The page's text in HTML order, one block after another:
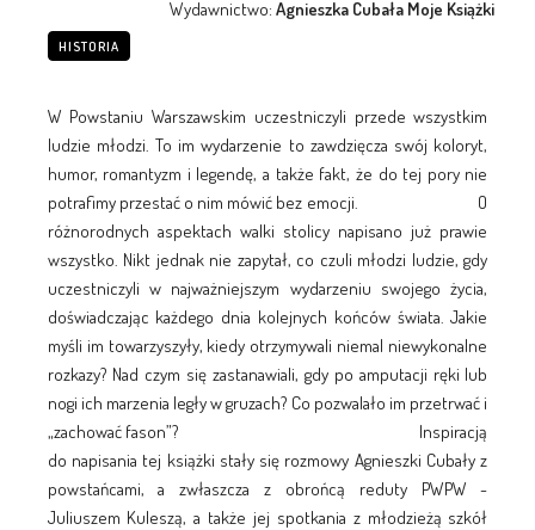
Wydawnictwo:Agnieszka Cubała Moje Książki
HISTORIA
W Powstaniu Warszawskim uczestniczyli przede wszystkim
ludzie młodzi. To im wydarzenie to zawdzięcza swój koloryt,
humor, romantyzm i legendę, a także fakt, że do tej pory nie
potrafimy przestać o nim mówić bez emocji. O
różnorodnych aspektach walki stolicy napisano już prawie
wszystko. Nikt jednak nie zapytał, co czuli młodzi ludzie, gdy
uczestniczyli w najważniejszym wydarzeniu swojego życia,
doświadczając każdego dnia kolejnych końców świata. Jakie
myśli im towarzyszyły, kiedy otrzymywali niemal niewykonalne
rozkazy? Nad czym się zastanawiali, gdy po amputacji ręki lub
nogi ich marzenia legły w gruzach? Co pozwalało im przetrwać i
„zachować fason”? Inspiracją
do napisania tej książki stały się rozmowy Agnieszki Cubały z
powstańcami, a zwłaszcza z obrońcą reduty PWPW -
Juliuszem Kuleszą, a także jej spotkania z młodzieżą szkół